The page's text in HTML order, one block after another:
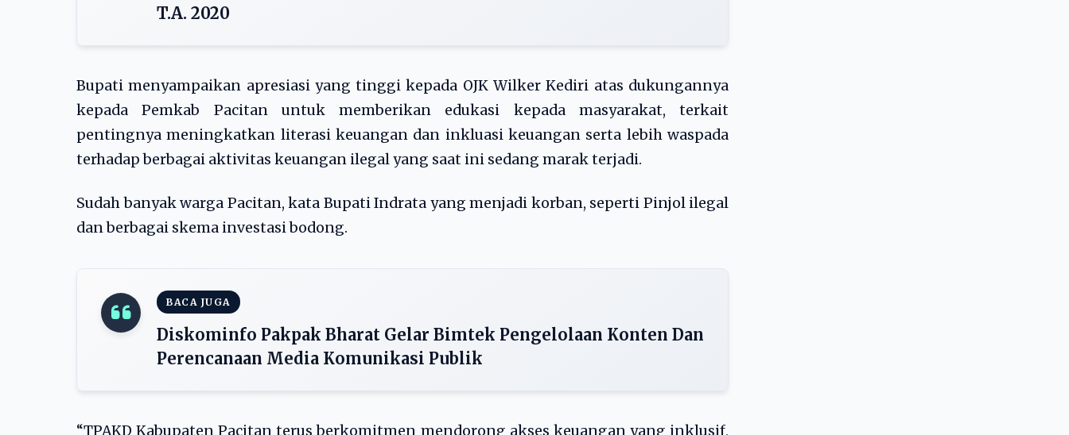
T.A. 2020
Bupati menyampaikan apresiasi yang tinggi kepada OJK Wilker Kediri atas dukungannya
kepada Pemkab Pacitan untuk memberikan edukasi kepada masyarakat, terkait
pentingnya meningkatkan literasi keuangan dan inkluasi keuangan serta lebih waspada
terhadap berbagai aktivitas keuangan ilegal yang saat ini sedang marak terjadi.
Sudah banyak warga Pacitan, kata Bupati Indrata yang menjadi korban, seperti Pinjol ilegal
dan berbagai skema investasi bodong.
BACA JUGA
Diskominfo Pakpak Bharat Gelar Bimtek Pengelolaan Konten Dan
Perencanaan Media Komunikasi Publik
“TPAKD Kabupaten Pacitan terus berkomitmen mendorong akses keuangan yang inklusif,